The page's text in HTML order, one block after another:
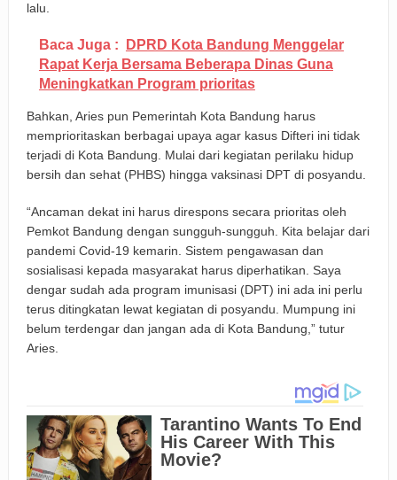
lalu.
Baca Juga :
DPRD Kota Bandung Menggelar
Rapat Kerja Bersama Beberapa Dinas Guna
Meningkatkan Program prioritas
Bahkan, Aries pun Pemerintah Kota Bandung harus
memprioritaskan berbagai upaya agar kasus Difteri ini tidak
terjadi di Kota Bandung. Mulai dari kegiatan perilaku hidup
bersih dan sehat (PHBS) hingga vaksinasi DPT di posyandu.
“Ancaman dekat ini harus direspons secara prioritas oleh
Pemkot Bandung dengan sungguh-sungguh. Kita belajar dari
pandemi Covid-19 kemarin. Sistem pengawasan dan
sosialisasi kepada masyarakat harus diperhatikan. Saya
dengar sudah ada program imunisasi (DPT) ini ada ini perlu
terus ditingkatan lewat kegiatan di posyandu. Mumpung ini
belum terdengar dan jangan ada di Kota Bandung,” tutur
Aries.